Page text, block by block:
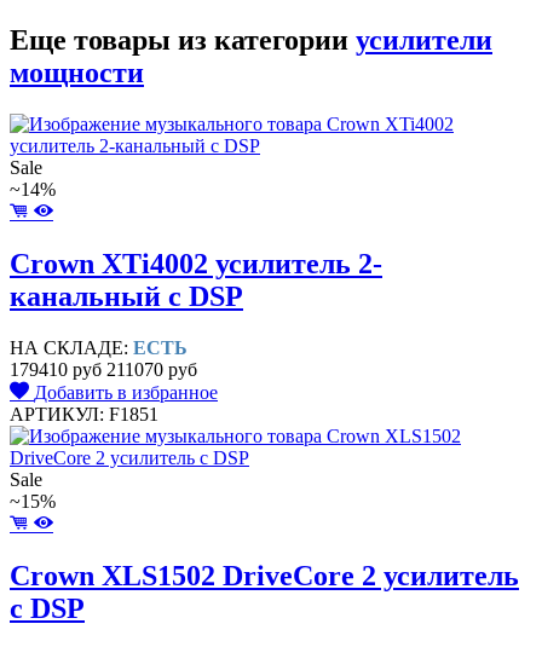
Еще товары из категории усилители
мощности
Sale
~14%
Crown XTi4002 усилитель 2-
канальный с DSP
НА СКЛАДЕ: ЕСТЬ
179410 руб 211070 руб
Добавить в избранное
АРТИКУЛ: F1851
Sale
~15%
Crown XLS1502 DriveCore 2 усилитель
c DSP